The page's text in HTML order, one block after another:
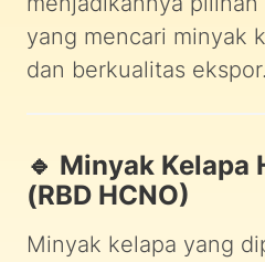
yang mencari minyak
dan berkualitas ekspor.
🔹 Minyak Kelapa
(RBD HCNO)
Minyak kelapa yang